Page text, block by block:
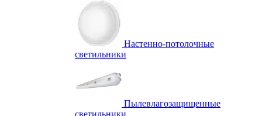
Настенно-потолочные
светильники
Пылевлагозащищенные
светильники